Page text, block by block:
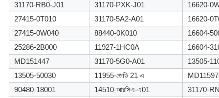
31170-RB0-J01
31170-PXK-J01
16620-
27415-0T010
31170-5A2-A01
16620-
27415-0W040
88440-0K010
16604-
25286-2B000
11927-1HC0A
16604-
MD151447
31170-5G0-A01
13505-
13505-50030
11955-জেডি 21 এ
90480-18001
14510-আরসিএ-এ01
31170-